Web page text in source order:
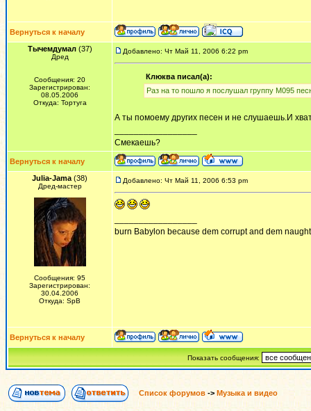
Вернуться к началу
Тычемдумал(37)
Дред
Сообщения: 20
Зарегистрирован:
08.05.2006
Откуда: Тортуга
Добавлено: Чт Май 11, 2006 6:22 pm
Клюква писал(а):
Раз на то пошло я послушал группу М095
А ты помоему других песен и не слушаешь.И
Смекаешь?
Вернуться к началу
Julia-Jama (38)
Дред-мастер
Сообщения: 95
Зарегистрирован:
30.04.2006
Откуда: SpB
Добавлено: Чт Май 11, 2006 6:53 pm
burn Babylon because dem corrupt and dem
Вернуться к началу
Показать сообщения:
Список форумов -> Музыка и видео